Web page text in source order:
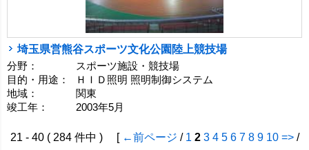
埼玉県営熊谷スポーツ文化公園陸上競技場
分野：
スポーツ施設・競技場
目的・用途：
ＨＩＤ照明 照明制御システム
地域：
関東
竣工年：
2003年5月
21 - 40 ( 284 件中 ) [ ←前ページ / 1 2 3 4 5 6 7 8 9 10 =>/